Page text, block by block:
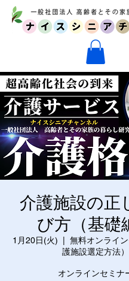
介護施設の正
び方（基礎
1月20日(火)
無料オンライ
護施設選定方法）
オンラインセミナ